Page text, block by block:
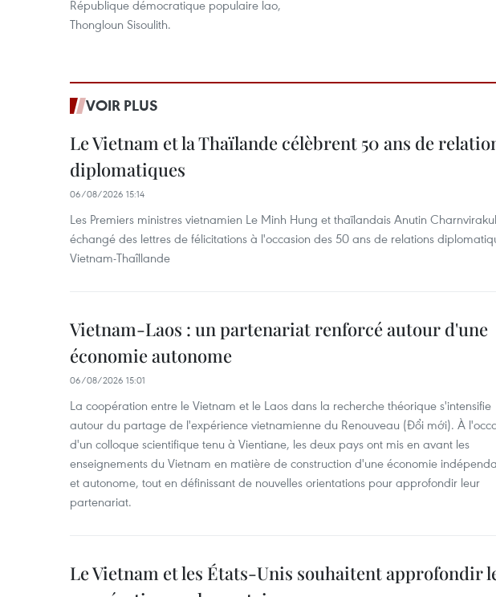
République démocratique populaire lao,
Thongloun Sisoulith.
VOIR PLUS
Le Vietnam et la Thaïlande célèbrent 50 ans de
diplomatiques
06/08/2026 15:14
Les Premiers ministres vietnamien Le Minh Hung et thaïlandais Anutin
échangé des lettres de félicitations à l'occasion des 50 ans de relations
Vietnam-Thaîllande
Vietnam-Laos : un partenariat renforcé autour d'une
économie autonome
06/08/2026 15:01
La coopération entre le Vietnam et le Laos dans la recherche théorique s'intensifie
autour du partage de l'expérience vietnamienne du Renouveau (Đổi mới). À
d'un colloque scientifique tenu à Vientiane, les deux pays ont mis en avant les
enseignements du Vietnam en matière de construction d'une économie
et autonome, tout en définissant de nouvelles orientations pour approfondir leur
partenariat.
Le Vietnam et les États-Unis souhaitent approfondir